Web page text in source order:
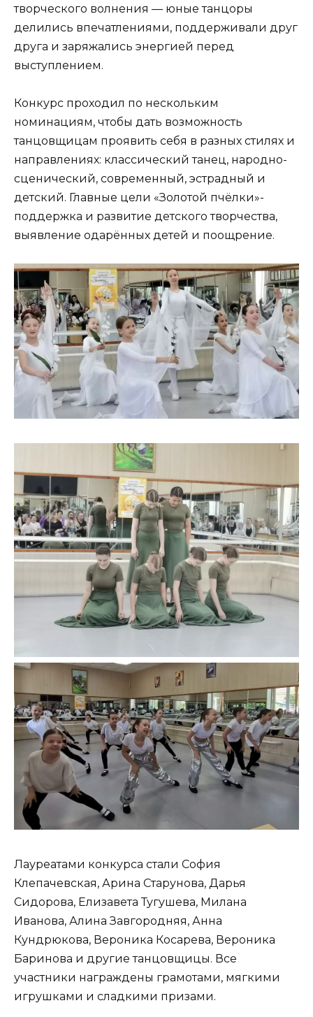
творческого волнения — юные танцоры
делились впечатлениями, поддерживали друг
друга и заряжались энергией перед
выступлением.
Конкурс проходил по нескольким
номинациям, чтобы дать возможность
танцовщицам проявить себя в разных стилях и
направлениях: классический танец, народно-
сценический, современный, эстрадный и
детский. Главные цели «Золотой пчёлки»-
поддержка и развитие детского творчества,
выявление одарённых детей и поощрение.
Лауреатами конкурса стали София
Клепачевская, Арина Старунова, Дарья
Сидорова, Елизавета Тугушева, Милана
Иванова, Алина Завгородняя, Анна
Кундрюкова, Вероника Косарева, Вероника
Баринова и другие танцовщицы. Все
участники награждены грамотами, мягкими
игрушками и сладкими призами.